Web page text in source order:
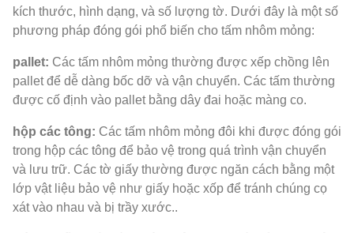
kích thước, hình dạng, và số lượng tờ. Dưới đây là một số
phương pháp đóng gói phổ biến cho tấm nhôm mỏng:
pallet: Các tấm nhôm mỏng thường được xếp chồng lên
pallet để dễ dàng bốc dỡ và vận chuyển. Các tấm thường
được cố định vào pallet bằng dây đai hoặc màng co.
hộp các tông: Các tấm nhôm mỏng đôi khi được đóng gói
trong hộp các tông để bảo vệ trong quá trình vận chuyển
và lưu trữ. Các tờ giấy thường được ngăn cách bằng một
lớp vật liệu bảo vệ như giấy hoặc xốp để tránh chúng cọ
xát vào nhau và bị trầy xước..